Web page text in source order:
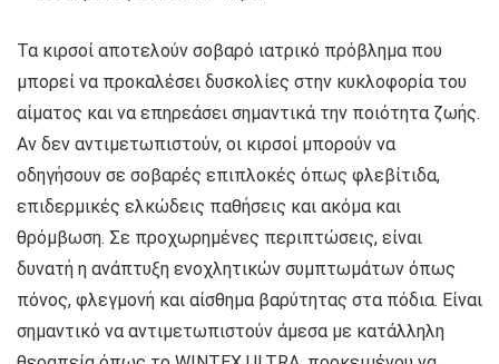
Τα κιρσοί αποτελούν σοβαρό ιατρικό πρόβλημα που
μπορεί να προκαλέσει δυσκολίες στην κυκλοφορία του
αίματος και να επηρεάσει σημαντικά την ποιότητα ζωής.
Αν δεν αντιμετωπιστούν, οι κιρσοί μπορούν να
οδηγήσουν σε σοβαρές επιπλοκές όπως φλεβίτιδα,
επιδερμικές ελκώδεις παθήσεις και ακόμα και
θρόμβωση. Σε προχωρημένες περιπτώσεις, είναι
δυνατή η ανάπτυξη ενοχλητικών συμπτωμάτων όπως
πόνος, φλεγμονή και αίσθημα βαρύτητας στα πόδια. Είναι
σημαντικό να αντιμετωπιστούν άμεσα με κατάλληλη